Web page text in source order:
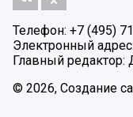
Телефон: +7 (495)
Электронный адрес:
Главный редактор:
© 2026, Создание